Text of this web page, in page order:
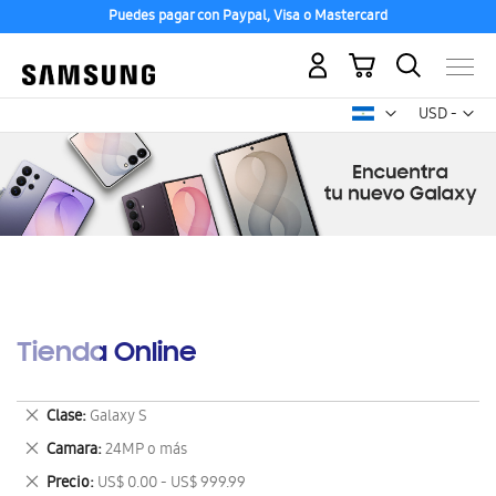
Puedes pagar con Paypal, Visa o Mastercard
USD -
dólar
Mi carrito
Tienda Online
Clase Galaxy S
Eliminar
este
artículo
Camara 24MP o más
Eliminar
este
Precio US$ 0.00 - US$ 999.99
Eliminar